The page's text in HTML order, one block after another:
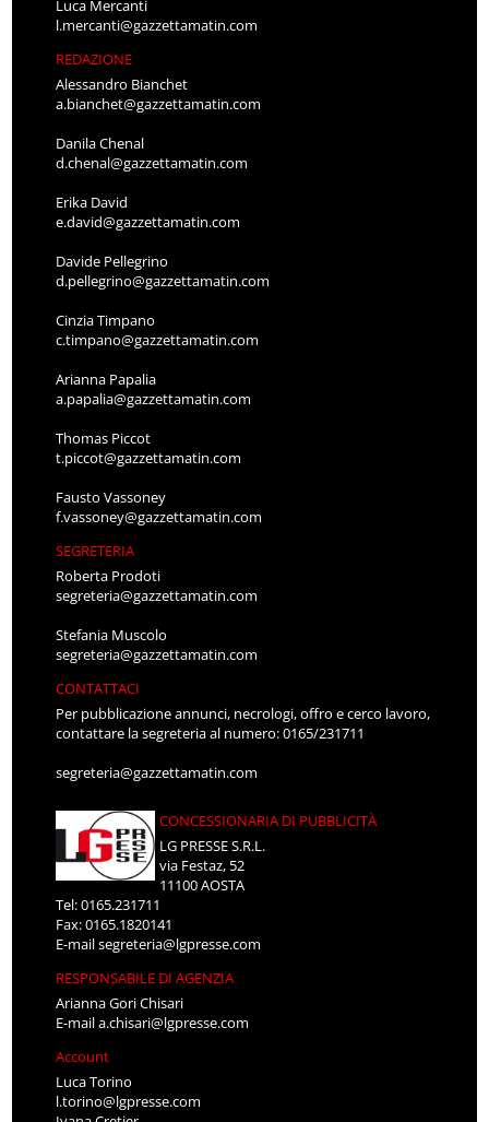
Luca Mercanti
l.mercanti@gazzettamatin.com
REDAZIONE
Alessandro Bianchet
a.bianchet@gazzettamatin.com
Danila Chenal
d.chenal@gazzettamatin.com
Erika David
e.david@gazzettamatin.com
Davide Pellegrino
d.pellegrino@gazzettamatin.com
Cinzia Timpano
c.timpano@gazzettamatin.com
Arianna Papalia
a.papalia@gazzettamatin.com
Thomas Piccot
t.piccot@gazzettamatin.com
Fausto Vassoney
f.vassoney@gazzettamatin.com
SEGRETERIA
Roberta Prodoti
segreteria@gazzettamatin.com
Stefania Muscolo
segreteria@gazzettamatin.com
CONTATTACI
Per pubblicazione annunci, necrologi, offro e cerco lavoro,
contattare la segreteria al numero: 0165/231711
segreteria@gazzettamatin.com
CONCESSIONARIA DI PUBBLICITÀ
LG PRESSE S.R.L.
via Festaz, 52
11100 AOSTA
Tel: 0165.231711
Fax: 0165.1820141
E-mailsegreteria@lgpresse.com
RESPONSABILE DI AGENZIA
Arianna Gori Chisari
E-maila.chisari@lgpresse.com
Account
Luca Torino
l.torino@lgpresse.com